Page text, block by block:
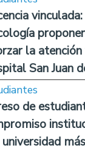
la
San Juan
de
universidad